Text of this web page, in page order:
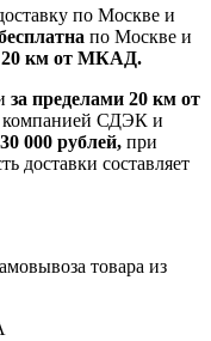
по Москве и
по Москве и
20 км от МКАД.
за пределами 20 км от
компанией СДЭК и
000 рублей, при
доставки составляет
товара из